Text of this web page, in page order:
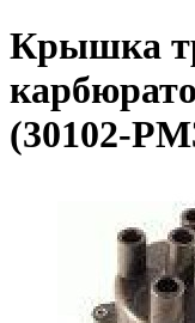
Крышка
(30102-